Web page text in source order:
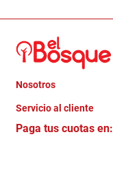
Nosotros
Quienes somos
Trabaja con Nosotros
Servicio al cliente
Crédito Directo
Paga tus cuotas en: